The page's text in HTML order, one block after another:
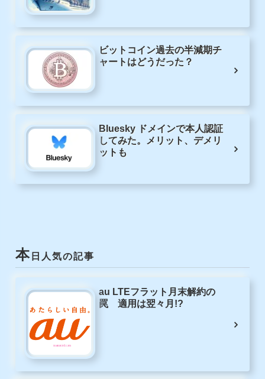
ビットコイン過去の半減期チ
ャートはどうだった？
Bluesky ドメインで本人認証
してみた。メリット、デメリ
ットも
本 日人気の記事
au LTEフラット月末解約の
罠 適用は翌々月!?